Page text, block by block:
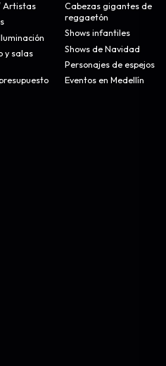
Artistas
y salas
Cabezas gigantes de
reggaetón
Shows infantiles
Shows de Navidad
Personajes de espejos
Eventos en Medellín